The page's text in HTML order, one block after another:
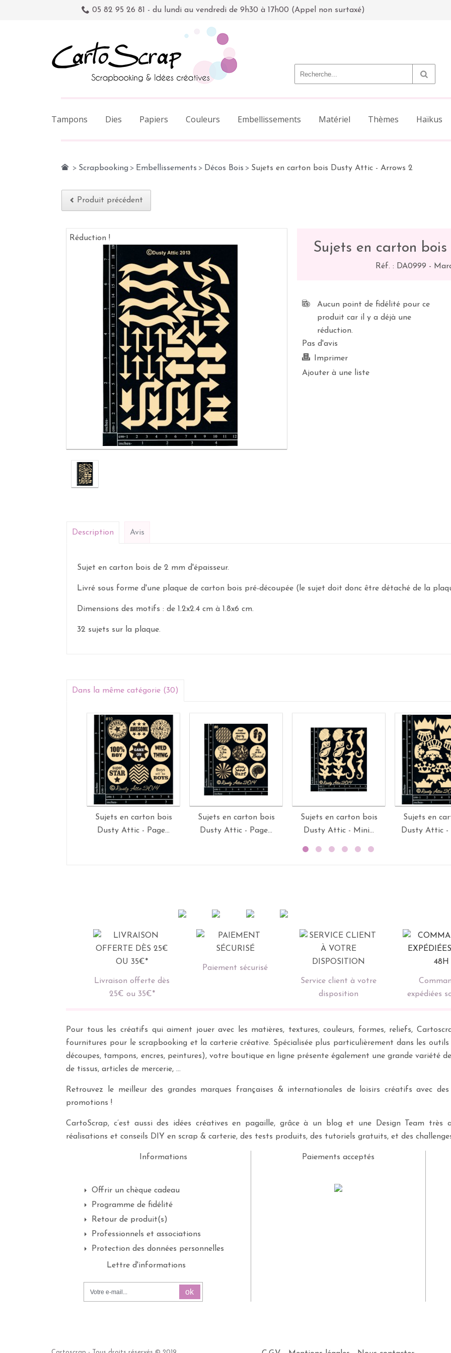
05 82 95 26 81 - du lundi au vendredi de 9h30 à 17h00 (Appel non surtaxé)
Tampons Dies Papiers Couleurs Embellissements Matériel Thèmes Haïkus
> Scrapbooking > Embellissements > Décos Bois > Sujets en carton bois Dusty Attic - Arrows 2
Produit précédent
Réduction !
Sujets en carton
Réf. : DA0999 -
Aucun point de fidélité pour ce
produit car il y a déjà une
réduction.
Pas d'avis
Imprimer
Ajouter à une liste
Description Avis
Sujet en carton bois de 2 mm d'épaisseur.
Livré sous forme d'une plaque de carton bois pré-découpée (le sujet doit donc être détaché de la
Dimensions des motifs : de 1.2x2.4 cm à 1.8x6 cm.
32 sujets sur la plaque.
Dans la même catégorie (30)
Sujets en carton bois
Dusty Attic - Page...
Sujets en carton bois
Dusty Attic - Page...
Sujets en carton bois
Dusty Attic - Mini...
Sujets en
Dusty Attic -
Livraison offerte dès
25€ ou 35€*
Paiement sécurisé
Service client à votre
disposition
expédiées
Pour tous les créatifs qui aiment jouer avec les matières, textures, couleurs, formes, reliefs,
fournitures pour le scrapbooking et la carterie créative. Spécialisée plus particulièrement dans les
découpes, tampons, encres, peintures), votre boutique en ligne présente également une grande variété
de tissus, articles de mercerie, …
Retrouvez le meilleur des grandes marques françaises & internationales de loisirs créatifs avec
promotions !
CartoScrap, c’est aussi des idées créatives en pagaille, grâce à un blog et une Design Team très
réalisations et conseils DIY en scrap & carterie, des tests produits, des tutoriels gratuits, et des
Informations
Offrir un chèque cadeau
Programme de fidélité
Retour de produit(s)
Professionnels et associations
Protection des données personnelles
Paiements acceptés
Lettre d'informations
ok